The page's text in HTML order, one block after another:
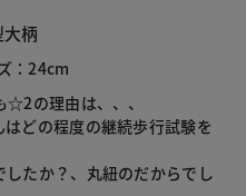
柄
：24cm
の理由は、、、
どの程度の継続歩行試験を
たか？、丸紐のだからでし